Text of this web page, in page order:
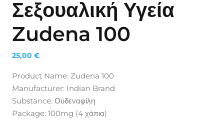
Σεξουαλική Υγεία
Zudena 100
25,00 €
Product Name: Zudena 100
Manufacturer: Indian Brand
Substance: Ουδεναφίλη
Package: 100mg (4 χάπια)